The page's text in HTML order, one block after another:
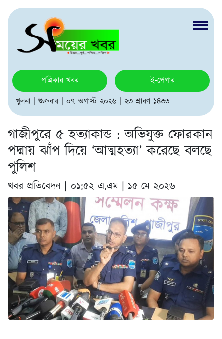
পত্রিকার খবর
ই-পেপার
খুলনা | শুক্রবার | ০৭ অগাস্ট ২০২৬ | ২৩ শ্রাবণ ১৪৩৩
গাজীপুরে ৫ হত্যাকান্ড : অভিযুক্ত ফোরকান
পদ্মায় ঝাঁপ দিয়ে ‘আত্মহত্যা’ করেছে বলছে
পুলিশ
খবর প্রতিবেদন | ০১:৫২ এ.এম | ১৫ মে ২০২৬